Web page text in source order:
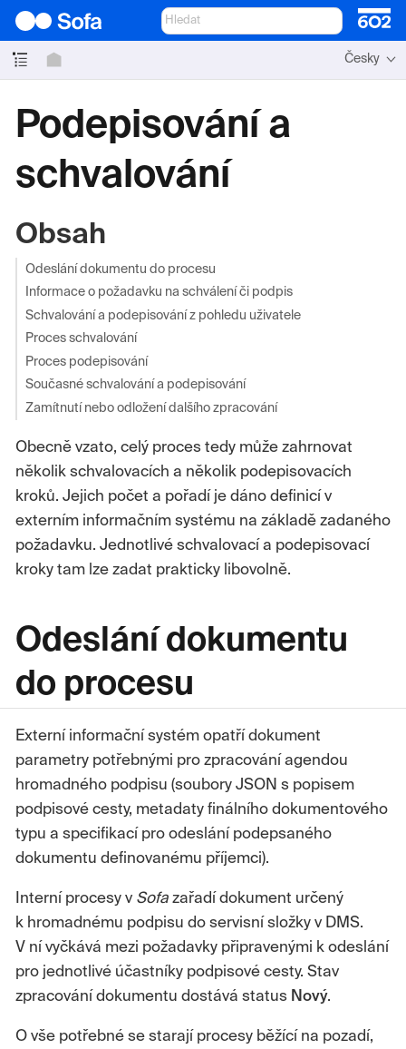
Česky
Podepisování a
schvalování
Obsah
Odeslání dokumentu do procesu
Informace o požadavku na schválení či podpis
Schvalování a podepisování z pohledu uživatele
Proces schvalování
Proces podepisování
Současné schvalování a podepisování
Zamítnutí nebo odložení dalšího zpracování
Obecně vzato, celý proces tedy může zahrnovat
několik schvalovacích a několik podepisovacích
kroků. Jejich počet a pořadí je dáno definicí v
externím informačním systému na základě zadaného
požadavku. Jednotlivé schvalovací a podepisovací
kroky tam lze zadat prakticky libovolně.
Odeslání dokumentu
do procesu
Externí informační systém opatří dokument
parametry potřebnými pro zpracování agendou
hromadného podpisu (soubory JSON s popisem
podpisové cesty, metadaty finálního dokumentového
typu a specifikací pro odeslání podepsaného
dokumentu definovanému příjemci).
Interní procesy v Sofa zařadí dokument určený
k hromadnému podpisu do servisní složky v DMS.
V ní vyčkává mezi požadavky připravenými k odeslání
pro jednotlivé účastníky podpisové cesty. Stav
zpracování dokumentu dostává status Nový.
O vše potřebné se starají procesy běžící na pozadí,